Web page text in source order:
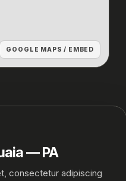
GOOGLE MAPS / EMBED
— PA
consectetur adipiscing